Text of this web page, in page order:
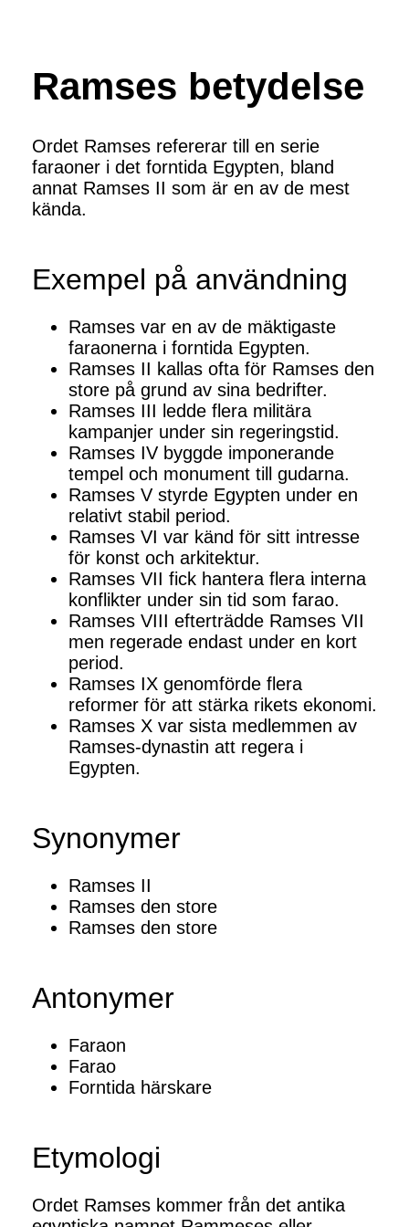
Ramses betydelse
Ordet Ramses refererar till en serie
faraoner i det forntida Egypten, bland
annat Ramses II som är en av de mest
kända.
Exempel på användning
Ramses var en av de mäktigaste
faraonerna i forntida Egypten.
Ramses II kallas ofta för Ramses den
store på grund av sina bedrifter.
Ramses III ledde flera militära
kampanjer under sin regeringstid.
Ramses IV byggde imponerande
tempel och monument till gudarna.
Ramses V styrde Egypten under en
relativt stabil period.
Ramses VI var känd för sitt intresse
för konst och arkitektur.
Ramses VII fick hantera flera interna
konflikter under sin tid som farao.
Ramses VIII efterträdde Ramses VII
men regerade endast under en kort
period.
Ramses IX genomförde flera
reformer för att stärka rikets ekonomi.
Ramses X var sista medlemmen av
Ramses-dynastin att regera i
Egypten.
Synonymer
Ramses II
Ramses den store
Ramses den store
Antonymer
Faraon
Farao
Forntida härskare
Etymologi
Ordet Ramses kommer från det antika